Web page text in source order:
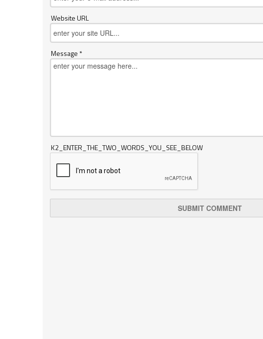
Website URL
Message *
K2_ENTER_THE_TWO_WORDS_YOU_SEE_BELOW